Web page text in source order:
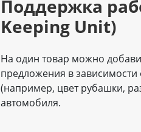
Поддержка
Keeping Unit)
На один товар можно
предложения в зависимости
(например, цвет рубашки,
автомобиля.